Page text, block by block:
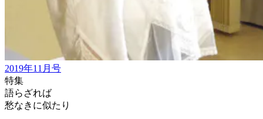
2019年11月号
特集
語らざれば
愁なきに似たり